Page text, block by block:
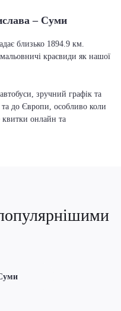
– Суми
близько 1894.9 км.
краєвиди як нашої
зручний графік та
та до Європи, особливо коли
онлайн та